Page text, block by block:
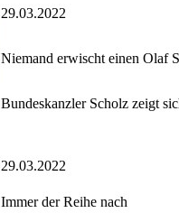
29.03.2022
Niemand erwischt einen Olaf
Bundeskanzler Scholz zeigt
29.03.2022
Immer der Reihe nach